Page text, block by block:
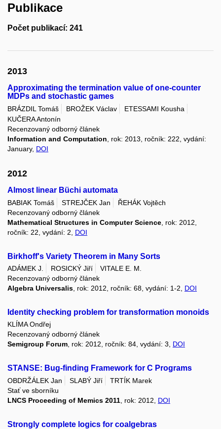
Publikace
Počet publikací: 241
2013
Approximating the termination value of one-counter
MDPs and stochastic games
BRÁZDIL Tomáš BROŽEK Václav
ETESSAMI Kousha
KUČERA Antonín
Recenzovaný odborný článek
Information and Computation , rok: 2013, ročník: 222, vydání:
January, DOI
2012
Almost linear Büchi automata
BABIAK Tomáš STREJČEK Jan
ŘEHÁK Vojtěch
Recenzovaný odborný článek
Mathematical Structures in Computer Science , rok: 2012,
ročník: 22, vydání: 2, DOI
Birkhoff's Variety Theorem in Many Sorts
ADÁMEK J. ROSICKÝ Jiří
VITALE E. M.
Recenzovaný odborný článek
Algebra Universalis , rok: 2012, ročník: 68, vydání: 1-2, DOI
Identity checking problem for transformation monoids
KLÍMA Ondřej
Recenzovaný odborný článek
Semigroup Forum, rok: 2012, ročník: 84, vydání: 3, DOI
STANSE: Bug-finding Framework for C Programs
OBDRŽÁLEK Jan SLABÝ Jiří
TRTÍK Marek
Stať ve sborníku
LNCS Proceeding of Memics 2011 , rok: 2012, DOI
Strongly complete logics for coalgebras